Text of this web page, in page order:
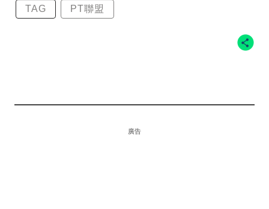
TAG PT聯盟
廣告